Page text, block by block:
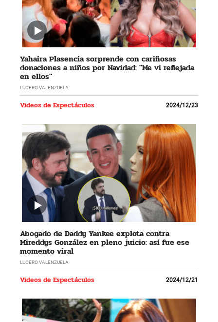
Yahaira Plasencia sorprende con cariñosas
donaciones a niños por Navidad: "Me vi reflejada
en ellos"
LUCERO VALENZUELA
Videos de Espectáculos 2024/12/23
Abogado de Daddy Yankee explota contra
Mireddys González en pleno juicio: así fue ese
momento viral
LUCERO VALENZUELA
Videos de Espectáculos 2024/12/21